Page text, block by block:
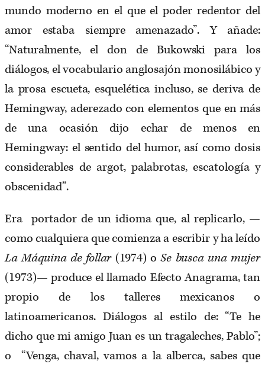
mundo moderno en el que el poder redentor del
amor estaba siempre amenazado”. Y añade:
“Naturalmente, el don de Bukowski para los
diálogos, el vocabulario anglosajón monosilábico y
la prosa escueta, esquelética incluso, se deriva de
Hemingway, aderezado con elementos que en más
de una ocasión dijo echar de menos en
Hemingway: el sentido del humor, así como dosis
considerables de argot, palabrotas, escatología y
obscenidad”.
Era portador de un idioma que, al replicarlo, —
como cualquiera que comienza a escribir y ha leído
La Máquina de follar (1974) oSe busca una mujer
(1973)— produce el llamado Efecto Anagrama, tan
propio de los talleres mexicanos o
latinoamericanos. Diálogos al estilo de: “Te he
dicho que mi amigo Juan es un tragaleches, Pablo”;
o “Venga, chaval, vamos a la alberca, sabes que